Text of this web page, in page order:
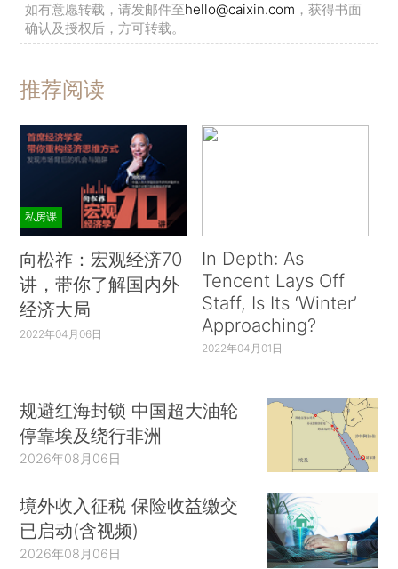
如有意愿转载，请发邮件至hello@caixin.com ，获得书面
确认及授权后，方可转载。
推荐阅读
私房课
向松祚：宏观经济70
讲，带你了解国内外
经济大局
2022年04月06日
In Depth: As
Tencent Lays Off
Staff, Is Its ‘Winter’
Approaching?
2022年04月01日
规避红海封锁 中国超大油轮
停靠埃及绕行非洲
2026年08月06日
境外收入征税 保险收益缴交
已启动(含视频)
2026年08月06日